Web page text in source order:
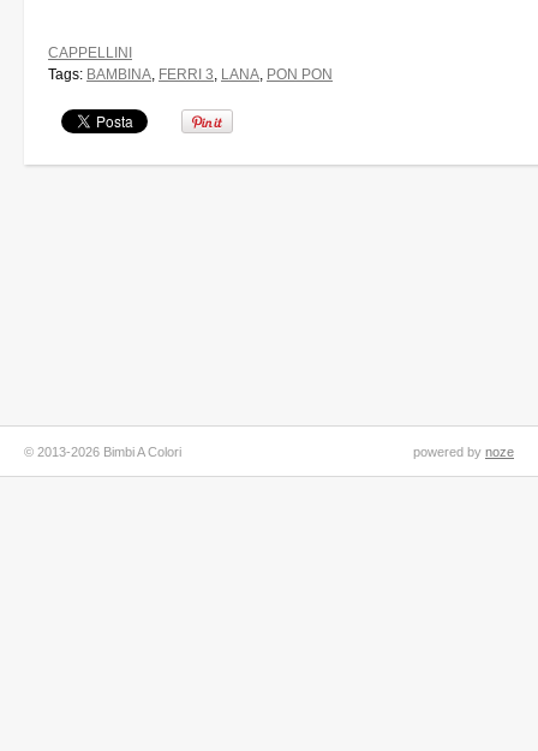
CAPPELLINI
Tags: BAMBINA, FERRI 3, LANA, PON PON
© 2013-2026 Bimbi A Colori powered by noze